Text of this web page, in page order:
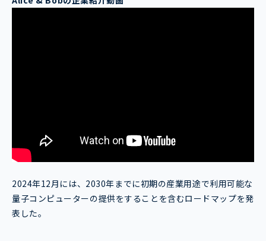
2024年12月には、2030年までに初期の産業用途で利用可能な
量子コンピューターの提供をすることを含むロードマップを発
表した。